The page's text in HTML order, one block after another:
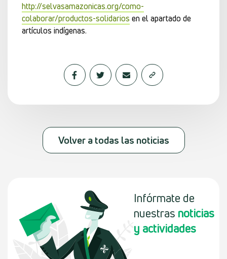
http://selvasamazonicas.org/como-
colaborar/productos-solidarios en el apartado de
artículos indígenas.
Volver a todas las noticias
Infórmate de
nuestras noticias
y actividades